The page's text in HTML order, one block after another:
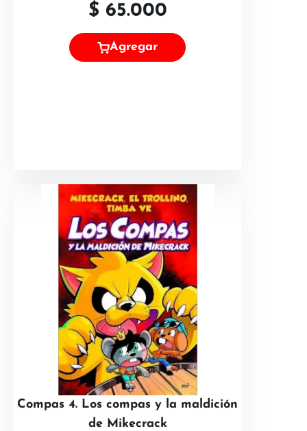
$ 65.000
Agregar
Compas 4. Los compas y la maldición
de Mikecrack